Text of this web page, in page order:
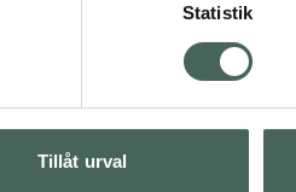
Statistik
Tillåt urval
Köp båda för
107,72 kr